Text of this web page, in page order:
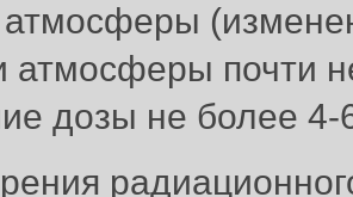
атмосферы почти
дозы не более 4-